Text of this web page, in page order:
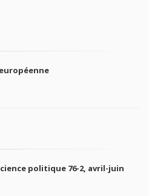
politique 76-2, avril-juin